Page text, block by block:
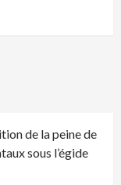
de la peine de
sous l’égide